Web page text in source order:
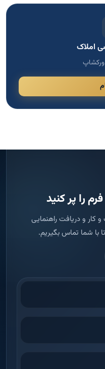
املاک
را پر کنید
کار و دریافت راهنمایی
با شما تماس بگیریم.